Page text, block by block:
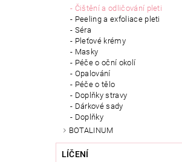
Čištění a odličování pleti
Peeling a exfoliace pleti
Séra
Pleťové krémy
Masky
Péče o oční okolí
Opalování
Péče o tělo
Doplňky stravy
Dárkové sady
Doplňky
BOTALINUM
LÍČENÍ